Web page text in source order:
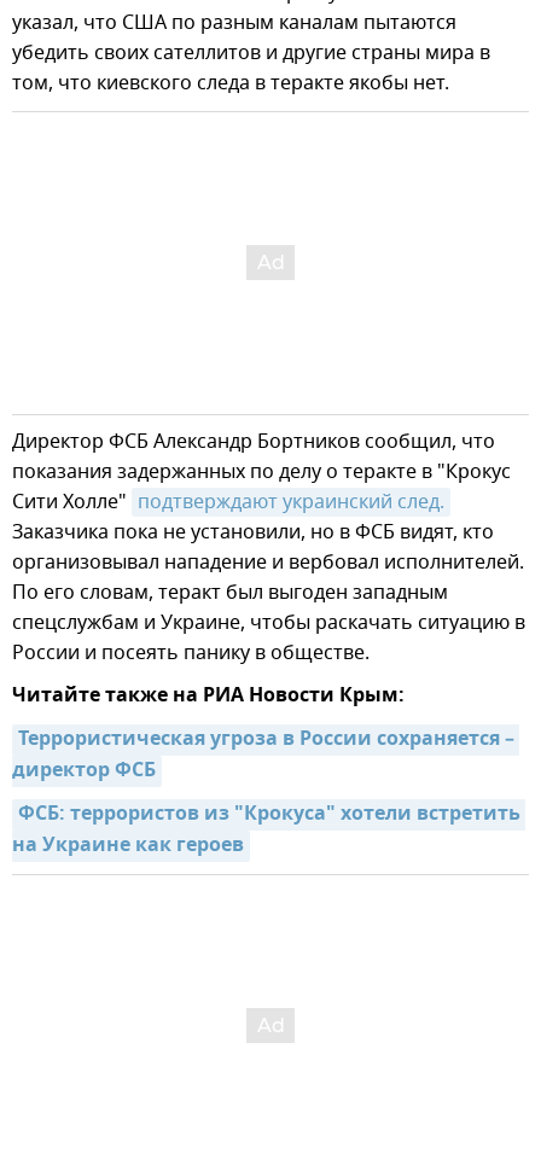
указал, что США по разным каналам пытаются
убедить своих сателлитов и другие страны мира в
том, что киевского следа в теракте якобы нет.
Директор ФСБ Александр Бортников сообщил, что
показания задержанных по делу о теракте в "Крокус
Сити Холле" подтверждают украинский след.
Заказчика пока не установили, но в ФСБ видят, кто
организовывал нападение и вербовал исполнителей.
По его словам, теракт был выгоден западным
спецслужбам и Украине, чтобы раскачать ситуацию в
России и посеять панику в обществе.
Читайте также на РИА Новости Крым:
Террористическая угроза в России сохраняется –
директор ФСБ
ФСБ: террористов из "Крокуса" хотели встретить
на Украине как героев